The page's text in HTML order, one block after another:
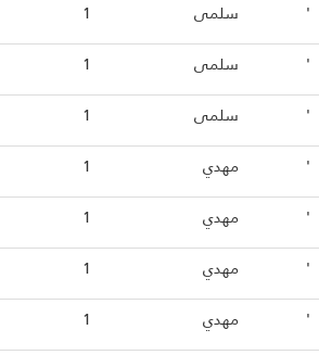
' سلمى 1
' سلمى 1
' سلمى 1
' مهدي 1
' مهدي 1
' مهدي 1
' مهدي 1